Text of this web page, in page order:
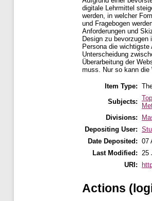
digitale Lehrmittel
werden, in welcher
und Fragebogen
Anforderungen und
Design zu bevorzugen
Persona die
Unterscheidung
Überarbeitung der
muss. Nur so kann die
Item Type:
Subjects:
Divisions:
Depositing User:
Date Deposited: 07
Last Modified: 25
URI:
Actions